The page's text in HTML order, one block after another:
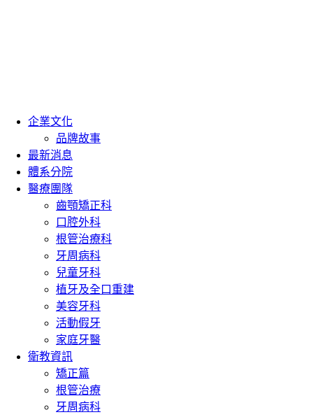
企業文化
品牌故事
最新消息
體系分院
醫療團隊
齒顎矯正科
口腔外科
根管治療科
牙周病科
兒童牙科
植牙及全口重建
美容牙科
活動假牙
家庭牙醫
衛教資訊
矯正篇
根管治療
牙周病科